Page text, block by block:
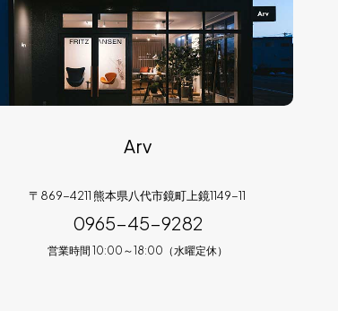
Arv
〒869-4211 熊本県八代市鏡町上鏡1149-11
0965-45-9282
営業時間 10:00～18:00（水曜定休）